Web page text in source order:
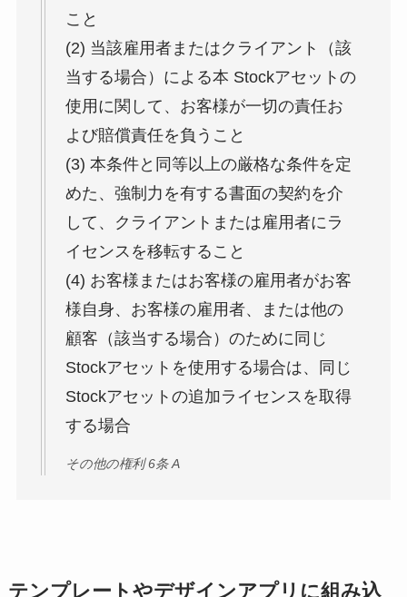
こと
(2) 当該雇用者またはクライアント（該
当する場合）による本 Stockアセットの
使用に関して、お客様が一切の責任お
よび賠償責任を負うこと
(3) 本条件と同等以上の厳格な条件を定
めた、強制力を有する書面の契約を介
して、クライアントまたは雇用者にラ
イセンスを移転すること
(4) お客様またはお客様の雇用者がお客
様自身、お客様の雇用者、または他の
顧客（該当する場合）のために同じ
Stockアセットを使用する場合は、同じ
Stockアセットの追加ライセンスを取得
する場合
その他の権利 6条 A
テンプレートやデザインアプリに組み込